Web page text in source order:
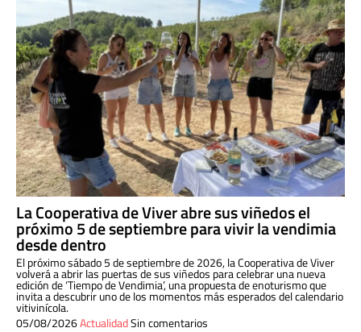
La Cooperativa de Viver abre sus viñedos el
próximo 5 de septiembre para vivir la vendimia
desde dentro
El próximo sábado 5 de septiembre de 2026, la Cooperativa de Viver
volverá a abrir las puertas de sus viñedos para celebrar una nueva
edición de ‘Tiempo de Vendimia’, una propuesta de enoturismo que
invita a descubrir uno de los momentos más esperados del calendario
vitivinícola.
05/08/2026ActualidadSin comentarios